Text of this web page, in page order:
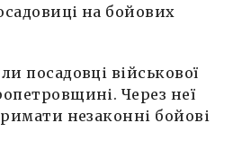
на бойових
посадовці військової
Через неї
незаконні бойові